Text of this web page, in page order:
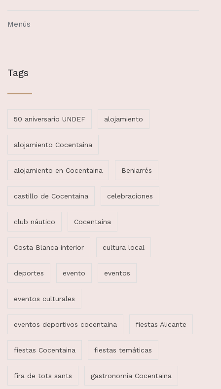
Menús
Tags
50 aniversario UNDEF alojamiento
alojamiento Cocentaina
alojamiento en Cocentaina Beniarrés
castillo de Cocentaina celebraciones
club náutico Cocentaina
Costa Blanca interior cultura local
deportes evento eventos
eventos culturales
eventos deportivos cocentaina fiestas Alicante
fiestas Cocentaina fiestas temáticas
fira de tots sants gastronomía Cocentaina